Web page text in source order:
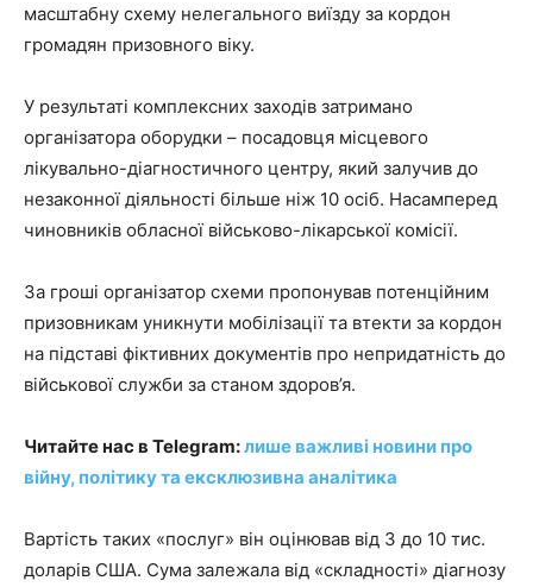
масштабну схему нелегального виїзду за кордон
громадян призовного віку.
У результаті комплексних заходів затримано
організатора оборудки – посадовця місцевого
лікувально-діагностичного центру, який залучив до
незаконної діяльності більше ніж 10 осіб. Насамперед
чиновників обласної військово-лікарської комісії.
За гроші організатор схеми пропонував потенційним
призовникам уникнути мобілізації та втекти за кордон
на підставі фіктивних документів про непридатність до
військової служби за станом здоров’я.
Читайте нас в Telegram:лише важливі новини про
війну, політику та ексклюзивна аналітика
Вартість таких «послуг» він оцінював від 3 до 10 тис.
доларів США. Сума залежала від «складності» діагнозу